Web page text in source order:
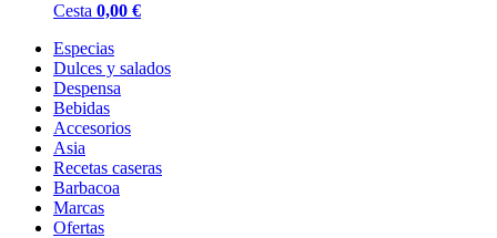
Cesta 0,00 €
Especias
Dulces y salados
Despensa
Bebidas
Accesorios
Asia
Recetas caseras
Barbacoa
Marcas
Ofertas